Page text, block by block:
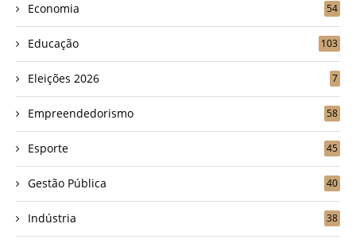
Economia 54
Educação 103
Eleições 2026 7
Empreendedorismo 58
Esporte 45
Gestão Pública 40
Indústria 38